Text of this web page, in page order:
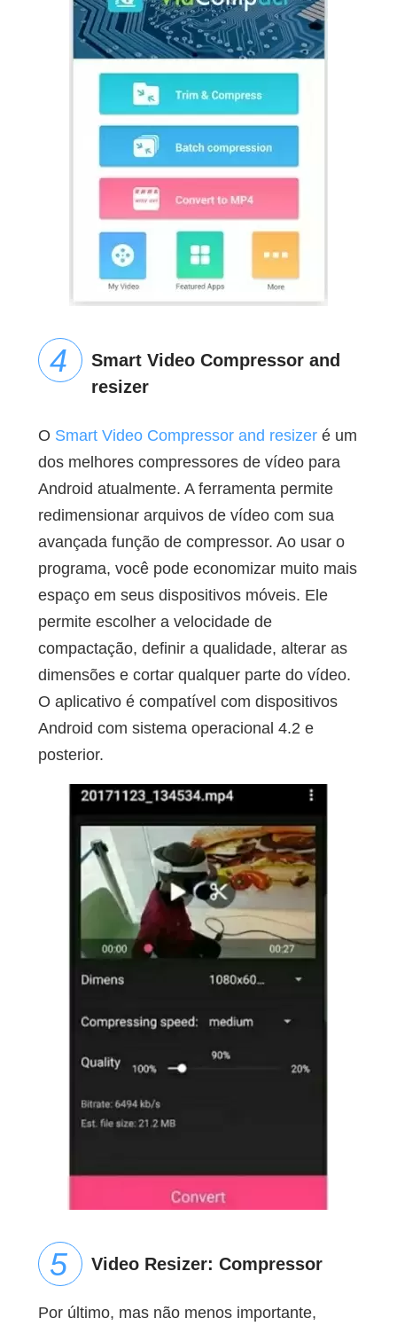
Smart Video Compressor and
resizer
O Smart Video Compressor and resizeré um
dos melhores compressores de vídeo para
Android atualmente. A ferramenta permite
redimensionar arquivos de vídeo com sua
avançada função de compressor. Ao usar o
programa, você pode economizar muito mais
espaço em seus dispositivos móveis. Ele
permite escolher a velocidade de
compactação, definir a qualidade, alterar as
dimensões e cortar qualquer parte do vídeo.
O aplicativo é compatível com dispositivos
Android com sistema operacional 4.2 e
posterior.
Video Resizer: Compressor
Por último, mas não menos importante,